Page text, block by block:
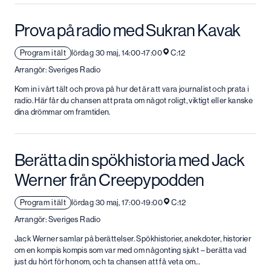
Prova på radio med Sukran Kavak
Program i tält lördag 30 maj, 14:00-17:00
C:12
Arrangör: Sveriges Radio
Kom in i vårt tält och prova på hur det är att vara journalist och prata i
radio. Här får du chansen att prata om något roligt, viktigt eller kanske
dina drömmar om framtiden.
Berätta din spökhistoria med Jack
Werner från Creepypodden
Program i tält lördag 30 maj, 17:00-19:00
C:12
Arrangör: Sveriges Radio
Jack Werner samlar på berättelser. Spökhistorier, anekdoter, historier
om en kompis kompis som var med om någonting sjukt – berätta vad
just du hört för honom, och ta chansen att få veta om…